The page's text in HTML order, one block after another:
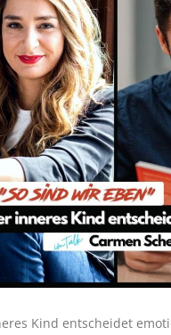
Kind entscheidet